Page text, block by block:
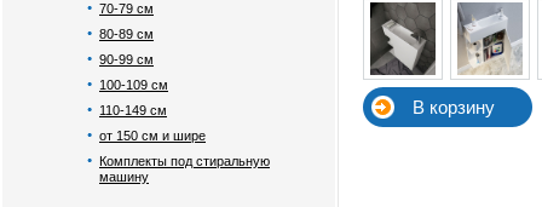
70-79 см
80-89 см
90-99 см
100-109 см
110-149 см
от 150 см и шире
Комплекты под стиральную
машину